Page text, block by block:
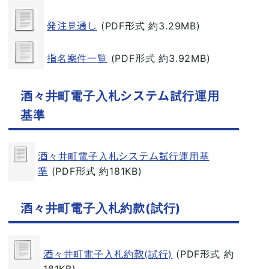
発注見通し (PDF形式 約3.29MB)
指名案件一覧 (PDF形式 約3.92MB)
酒々井町電子入札システム試行運用
基準
酒々井町電子入札システム試行運用基
準 (PDF形式 約181KB)
酒々井町電子入札約款(試行)
酒々井町電子入札約款(試行) (PDF形式 約